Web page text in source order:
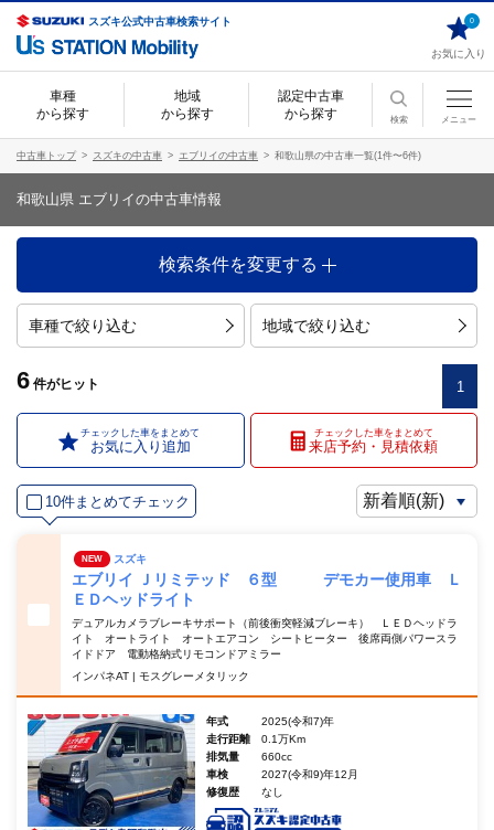
スズキ公式中古車検索サイト
お気に入り
0
車種
から探す
地域
から探す
認定中古車
から探す
検索 メニュー
中古車トップ スズキの中古車 エブリイの中古車 和歌山県の中古車一覧(1件〜6件)
和歌山県 エブリイの中古車情報
検索条件を変更する
車種で絞り込む 地域で絞り込む
6 件がヒット 1
チェックした車をまとめて
お気に入り追加
チェックした車をまとめて
来店予約・見積依頼
10件まとめてチェック
NEW スズキ
エブリイ Ｊリミテッド ６型 デモカー使用車 Ｌ
ＥＤヘッドライト
デュアルカメラブレーキサポート（前後衝突軽減ブレーキ） ＬＥＤヘッドラ
イト オートライト オートエアコン シートヒーター 後席両側パワースラ
イドドア 電動格納式リモコンドアミラー
インパネAT | モスグレーメタリック
年式
2025(令和7)年
走行距離
0.1万Km
排気量
660cc
車検
2027(令和9)年12月
修復歴
なし